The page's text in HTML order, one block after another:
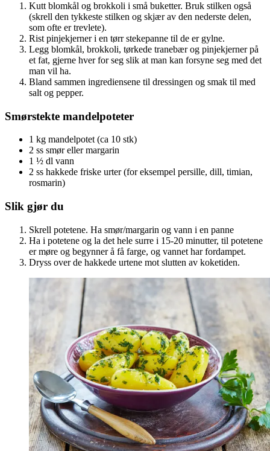
Kutt blomkål og brokkoli i små buketter. Bruk stilken også
(skrell den tykkeste stilken og skjær av den nederste delen,
som ofte er trevlete).
Rist pinjekjerner i en tørr stekepanne til de er gylne.
Legg blomkål, brokkoli, tørkede tranebær og pinjekjerner på
et fat, gjerne hver for seg slik at man kan forsyne seg med det
man vil ha.
Bland sammen ingrediensene til dressingen og smak til med
salt og pepper.
Smørstekte mandelpoteter
1 kg mandelpotet (ca 10 stk)
2 ss smør eller margarin
1 ½ dl vann
2 ss hakkede friske urter (for eksempel persille, dill, timian,
rosmarin)
Slik gjør du
Skrell potetene. Ha smør/margarin og vann i en panne
Ha i potetene og la det hele surre i 15-20 minutter, til potetene
er møre og begynner å få farge, og vannet har fordampet.
Dryss over de hakkede urtene mot slutten av koketiden.